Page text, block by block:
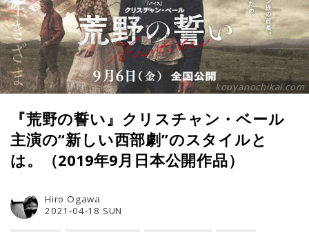
kouyanochikai.com
『荒野の誓い』クリスチャン・ベール
主演の“新しい西部劇”のスタイルと
は。（2019年9月日本公開作品）
2021-04-18 SUN
Hiro Ogawa